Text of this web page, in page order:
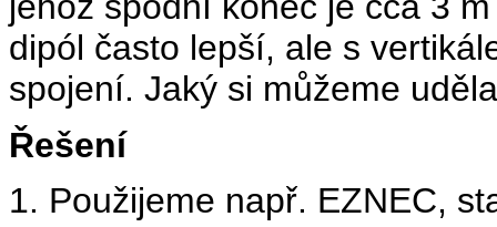
dipól často lepší, ale s
spojení. Jaký si můžeme
Řešení
1. Použijeme např. EZNEC,